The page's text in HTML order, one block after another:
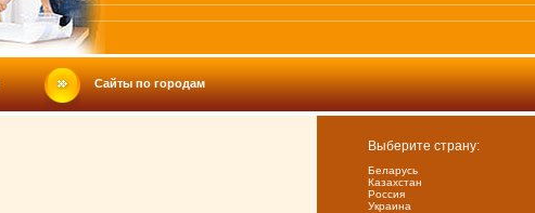
Сайты по городам
Выберите страну:
Беларусь
Казахстан
Россия
Украина